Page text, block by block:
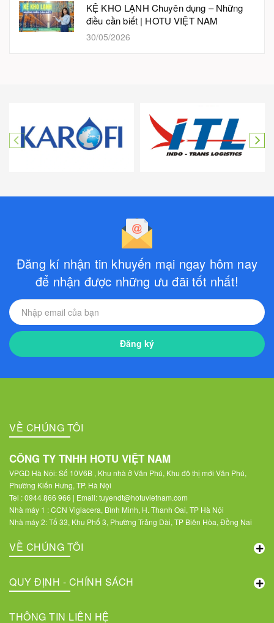
KỆ KHO LẠNH Chuyên dụng – Những
điều cần biết | HOTU VIỆT NAM
30/05/2026
Đăng kí nhận tin khuyến mại ngay hôm nay
để nhận được những ưu đãi tốt nhất!
Đăng ký
VỀ CHÚNG TÔI
CÔNG TY TNHH HOTU VIỆT NAM
VPGD Hà Nội: Số 10V6B , Khu nhà ở Văn Phú, Khu đô thị mới Văn Phú,
Phường Kiến Hưng, TP. Hà Nội
Tel : 0944 866 966 | Email: tuyendt@hotuvietnam.com
Nhà máy 1 : CCN Viglacera, Bình Minh, H. Thanh Oai, TP Hà Nội
Nhà máy 2: Tổ 33, Khu Phố 3, Phường Trảng Dài, TP Biên Hòa, Đồng Nai
VỀ CHÚNG TÔI
QUY ĐỊNH - CHÍNH SÁCH
THÔNG TIN LIÊN HỆ